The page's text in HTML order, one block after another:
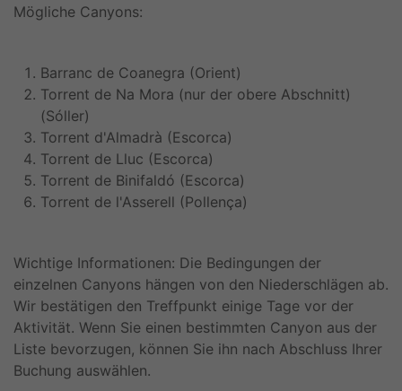
Mögliche Canyons:
Barranc de Coanegra (Orient)
Torrent de Na Mora (nur der obere Abschnitt)
(Sóller)
Torrent d'Almadrà (Escorca)
Torrent de Lluc (Escorca)
Torrent de Binifaldó (Escorca)
Torrent de l'Asserell (Pollença)
Wichtige Informationen: Die Bedingungen der
einzelnen Canyons hängen von den Niederschlägen ab.
Wir bestätigen den Treffpunkt einige Tage vor der
Aktivität. Wenn Sie einen bestimmten Canyon aus der
Liste bevorzugen, können Sie ihn nach Abschluss Ihrer
Buchung auswählen.